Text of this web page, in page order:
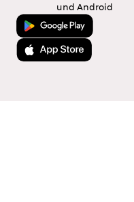
und Android
Jetzt bei Google Play
Laden im App Store